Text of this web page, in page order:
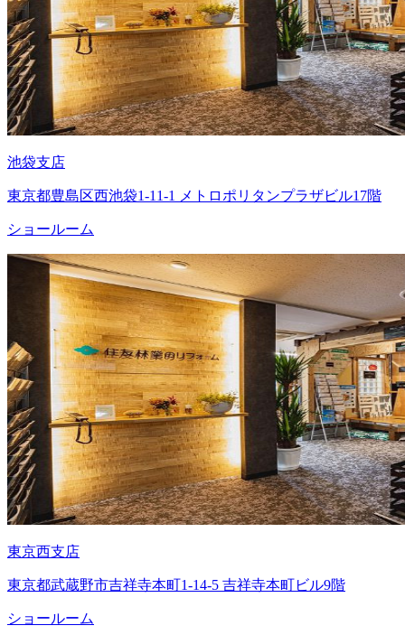
池袋支店
東京都豊島区西池袋1-11-1 メトロポリタンプラザビル17階
ショールーム
東京西支店
東京都武蔵野市吉祥寺本町1-14-5 吉祥寺本町ビル9階
ショールーム